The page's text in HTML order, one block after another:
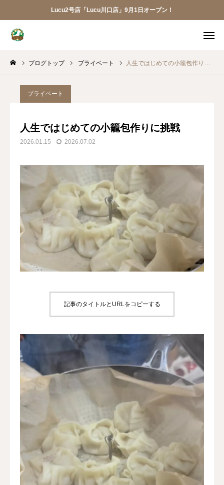
Lucu2号店「Lucu川口店」9月1日オープン！
ブログトップ プライベート 人生ではじめての小籠包作りに挑戦
プライベート
人生ではじめての小籠包作りに挑戦
2026.01.15 2026.07.02
記事のタイトルとURLをコピーする
ご予約 アクセス
お電話
Lucu川口店
トリミング
ペットホテル
犬の幼稚園
ドッグカフェ
室内ドッグラン
NEWS
会社概要